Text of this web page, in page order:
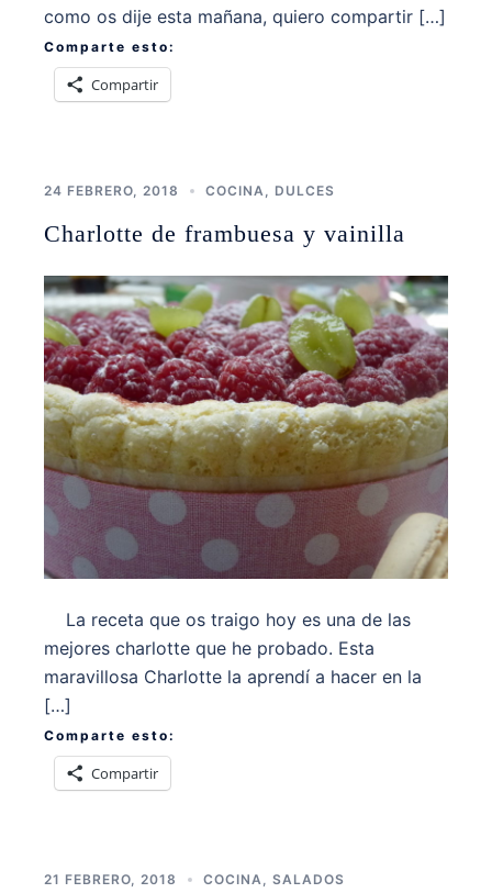
como os dije esta mañana, quiero compartir […]
Comparte esto:
Compartir
24 FEBRERO, 2018 COCINA DULCES
Charlotte de frambuesa y vainilla
La receta que os traigo hoy es una de las
mejores charlotte que he probado. Esta
maravillosa Charlotte la aprendí a hacer en la
[…]
Comparte esto:
Compartir
21 FEBRERO, 2018 COCINA SALADOS